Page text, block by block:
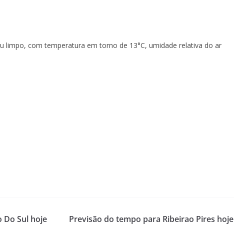
limpo, com temperatura em torno de 13°C, umidade relativa do ar
Do Sul hoje
Previsão do tempo para Ribeirao Pires hoje